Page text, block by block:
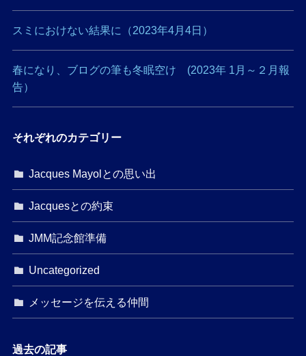
スミにおけない結果に（2023年4月4日）
春になり、ブログの筆も冬眠空け (2023年 1月～２月報
告）
それぞれのカテゴリー
Jacques Mayolとの思い出
Jacquesとの約束
JMM記念館準備
Uncategorized
メッセージを伝える仲間
過去の記事